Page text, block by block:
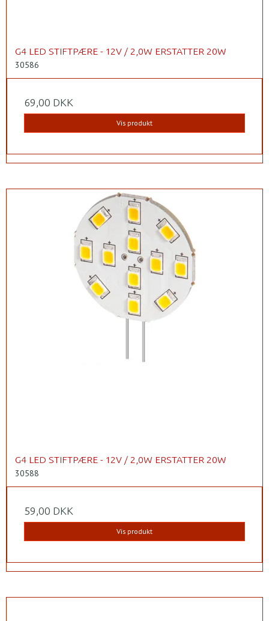
G4 LED STIFTPÆRE - 12V / 2,0W ERSTATTER 20W
30586
69,00 DKK
Vis produkt
G4 LED STIFTPÆRE - 12V / 2,0W ERSTATTER 20W
30588
59,00 DKK
Vis produkt